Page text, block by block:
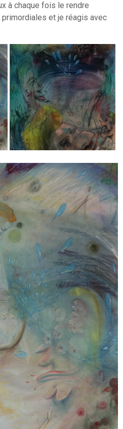
à chaque fois le rendre
et je réagis avec